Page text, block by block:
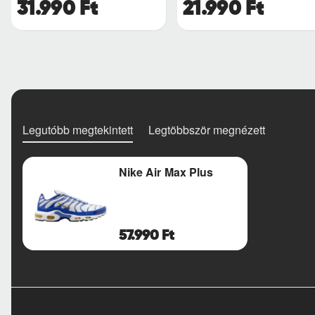
31.990 Ft 21.990 Ft
Legutóbb megtekintett Legtöbbször megnézett
Nike Air Max Plus
57.990 Ft